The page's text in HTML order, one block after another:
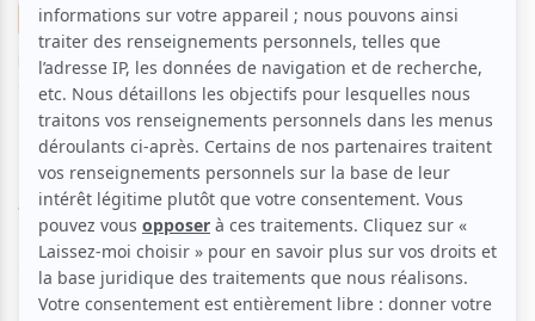
Humour
Critiques
ParÉlizabeth Bigras-Ouimet| 12 octobre 2024 | Photo :
GuiHome | Contenu original
Il y avait longtemps que Montréal attendait le petit
Belge, le très grand GuiHome! C’est finalement cette
fin de semaine que les Montréalais ont pu voir
l'humoriste belge connu par le public grâce à ses
nombreuses vidéos déjantées sur internet depuis 10
ans.